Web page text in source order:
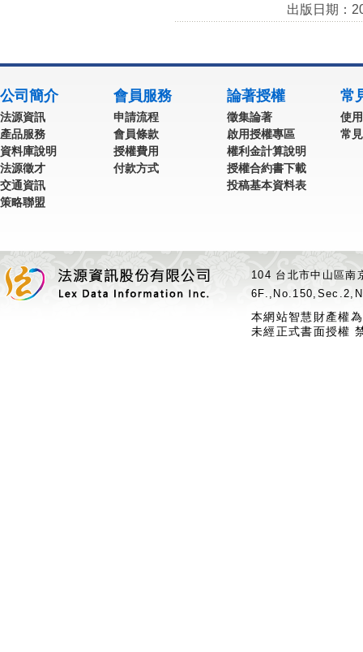
出版日期：
公司簡介
法源資訊
產品服務
資料庫說明
法源徵才
交通資訊
策略聯盟
會員服務
申請流程
會員條款
授權費用
付款方式
論著授權
徵集論著
啟用授權專區
權利金計算說明
授權合約書下載
投稿基本資料表
常
使
常
104 台北市中山區
本網站智慧財產權
未經正式書面授權